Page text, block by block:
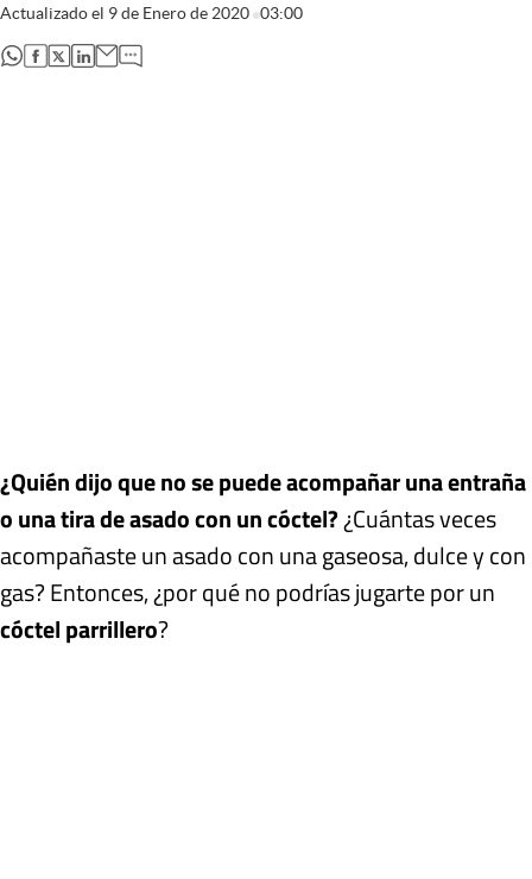
Actualizado el 9 de Enero de 2020 03:00
abre en nueva pestaña
abre en nueva pestaña
abre en nueva pestaña
abre en nueva pestaña
¿Quién dijo que no se puede acompañar una entraña
o una tira de asado con un cóctel?¿Cuántas veces
acompañaste un asado con una gaseosa, dulce y con
gas? Entonces, ¿por qué no podrías jugarte por un
cóctel parrillero?